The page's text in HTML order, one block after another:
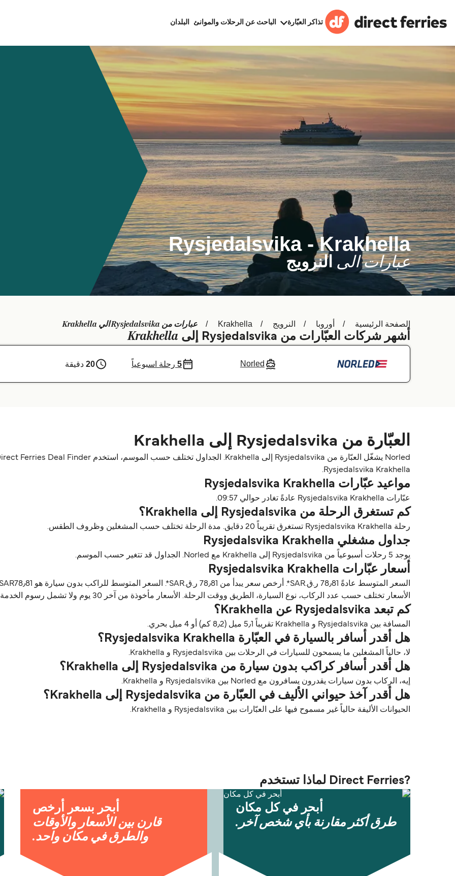
تذاكر العبّارة الباحث عن الرحلات والموانئ البلدان
Rysjedalsvika - Krakhella
عبارات الى النرويج
الصفحة الرئيسية أوروبا النرويج Krakhella عبارات من Rysjedalsvika الي Krakhella
أشهر شركات العبّارات من Rysjedalsvika إلى Krakhella
Norled
5 رحلة اسبوعياً 20 دقيقة
العبّارة من Rysjedalsvika إلى Krakhella
Rysjedalsvika Krakhella.
مواعيد عبّارات Rysjedalsvika Krakhella
عبّارات Rysjedalsvika Krakhella عادةً تغادر حوالي 09:57.
كم تستغرق الرحلة من Rysjedalsvika إلى Krakhella؟
رحلة Rysjedalsvika Krakhella تستغرق تقريباً 20 دقايق. مدة الرحلة تختلف حسب المشغلين وظروف الطقس.
جداول مشغلي Rysjedalsvika Krakhella
يوجد 5 رحلات أسبوعياً من Rysjedalsvika إلى Krakhella مع Norled. الجداول قد تتغير حسب الموسم.
أسعار عبّارات Rysjedalsvika Krakhella
السعر المتوسط عادةً 78٫81 ر.ق.‏SAR*. أرخص سعر يبدأ من 78٫81 ر.ق.‏SAR*. السعر المتوسط للراكب بدون سيارة هو SAR78٫81 ر.ق.‏SAR*.
الأسعار تختلف حسب عدد الركاب، نوع السيارة، الطريق ووقت الرحلة. الأسعار مأخوذة من آخر 30 يوم ولا تشمل رسوم الخدمة، آخر تحديث أغسطس 26.
كم تبعد Rysjedalsvika عن Krakhella؟
المسافة بين Rysjedalsvika و Krakhella تقريباً 5٫1 ميل (8٫2 كم) أو 4 ميل بحري.
هل أقدر أسافر بالسيارة في العبّارة Rysjedalsvika Krakhella؟
لا، حالياً المشغلين ما يسمحون للسيارات في الرحلات بين Rysjedalsvika و Krakhella.
هل أقدر أسافر كراكب بدون سيارة من Rysjedalsvika إلى Krakhella؟
إيه، الركاب بدون سيارات يقدرون يسافرون مع Norled بين Rysjedalsvika و Krakhella.
هل أقدر آخذ حيواني الأليف في العبّارة من Rysjedalsvika إلى Krakhella؟
الحيوانات الأليفة حالياً غير مسموح فيها على العبّارات بين Rysjedalsvika و Krakhella.
?Direct Ferries لماذا تستخدم
أبحر في كل مكان
طرق أكثر مقارنة بأي شخص آخر.
أبحر بسعر أرخص
قارن بين الأسعار والأوقات
والطرق في مكان واحد.